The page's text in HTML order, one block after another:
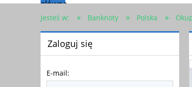
Jesteś w: » Banknoty » Polska »
Zaloguj się
E-mail: